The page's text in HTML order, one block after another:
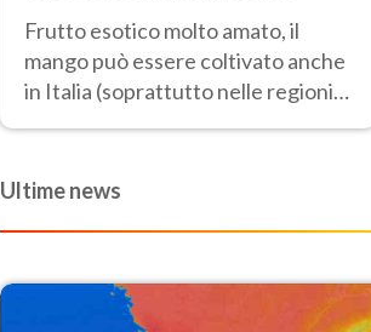
Frutto esotico molto amato, il
mango può essere coltivato anche
in Italia (soprattutto nelle regioni
Ultime news